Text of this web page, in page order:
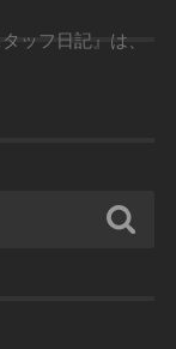
ッフ日記』は、